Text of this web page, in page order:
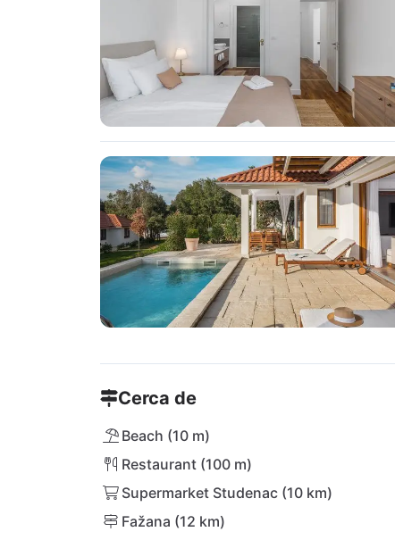
Cerca de
Beach (10 m)
Restaurant (100 m)
Supermarket Studenac (10 km)
Fažana (12 km)